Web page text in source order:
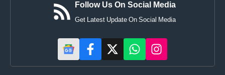
Follow Us On Social Media
Get Latest Update On Social Media